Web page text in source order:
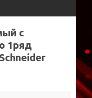
с
1ряд